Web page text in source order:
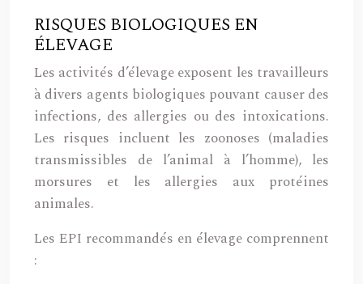
RISQUES BIOLOGIQUES EN
ÉLEVAGE
Les activités d’élevage exposent les travailleurs
à divers agents biologiques pouvant causer des
infections, des allergies ou des intoxications.
Les risques incluent les zoonoses (maladies
transmissibles de l’animal à l’homme), les
morsures et les allergies aux protéines
animales.
Les EPI recommandés en élevage comprennent
: